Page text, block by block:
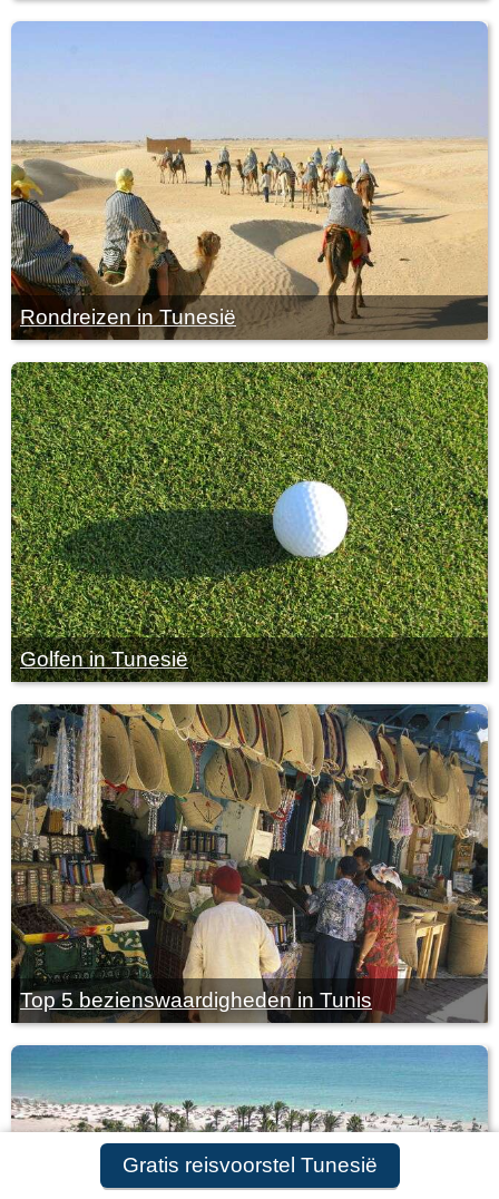
Gratis reisvoorstel Tunesië
Rondreizen in Tunesië
Golfen in Tunesië
Top 5 bezienswaardigheden in Tunis